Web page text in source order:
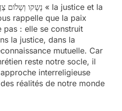
rappelle que la paix
pas : elle se construit
la justice, dans la
mutuelle. Car
reste notre socle, il
interreligieuse
réalités de notre monde